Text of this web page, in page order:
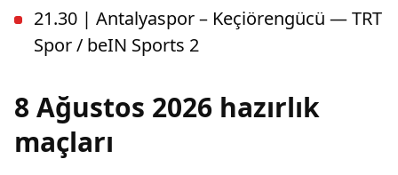
21.30 | Antalyaspor – Keçiörengücü — TRT
Spor / beIN Sports 2
8 Ağustos 2026 hazırlık
maçları